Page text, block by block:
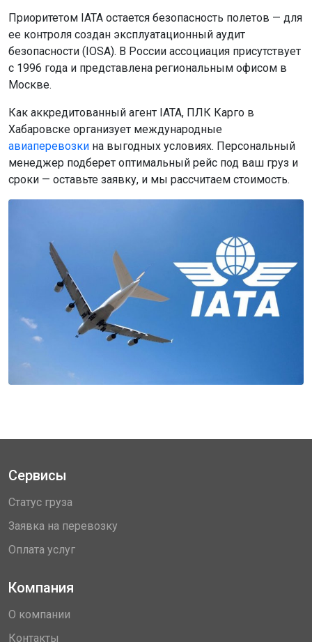
Приоритетом IATA остается безопасность полетов — для
ее контроля создан эксплуатационный аудит
безопасности (IOSA). В России ассоциация присутствует
с 1996 года и представлена региональным офисом в
Москве.
Как аккредитованный агент IATA, ПЛК Карго в
Хабаровске организует международные
авиаперевозки на выгодных условиях. Персональный
менеджер подберет оптимальный рейс под ваш груз и
сроки — оставьте заявку, и мы рассчитаем стоимость.
Сервисы
Статус груза
Заявка на перевозку
Оплата услуг
Компания
О компании
Контакты